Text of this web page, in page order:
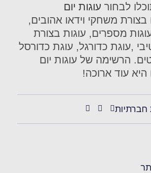
לבחור עוגות יום
בצורת משחקי וידאו אהובים,
מספרים, עוגות בצורת
,עוגת כדורגל, עוגת כדורסל
הרשימה של עוגות יום
היא עוד ארוכה!